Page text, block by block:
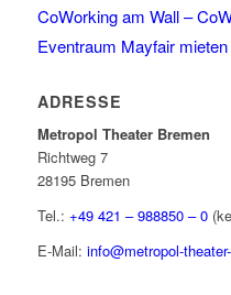
CoWorking am Wall –
Eventraum Mayfair mieten
ADRESSE
Metropol Theater Bremen
Richtweg 7
28195 Bremen
Tel.: +49 421 – 988850 – 0
E-Mail: info@metropol-